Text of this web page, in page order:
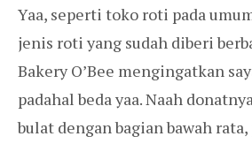
Yaa, seperti toko roti pada
jenis roti yang sudah diberi
Bakery O’Bee mengingatkan
padahal beda yaa. Naah
bulat dengan bagian bawah